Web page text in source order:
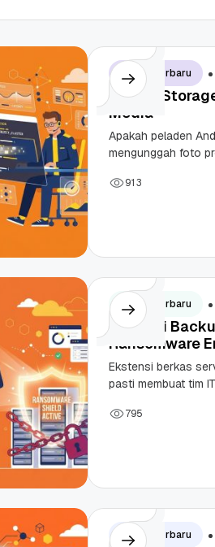
Artikel Terbaru
Object
Media
Apakah peladen
mengunggah foto
913
Artikel Terbaru
Strategi
Ransomware
Ekstensi berkas
pasti membuat tim
795
Artikel Terbaru